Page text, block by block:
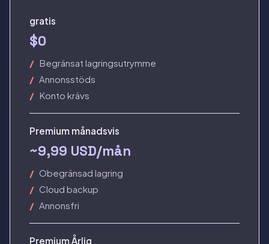
gratis
$0
Begränsat lagringsutrymme
Annonsstöds
Konto krävs
Premium månadsvis
~9,99 USD/mån
Obegränsad lagring
Cloud backup
Annonsfri
Premium Årlig